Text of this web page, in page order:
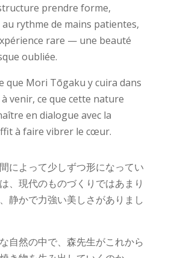
prendre forme,
rythme de mains patientes,
rare — une beauté
oubliée.
que Mori Tōgaku y cuira dans
venir, ce que cette nature
en dialogue avec la
à faire vibrer le cœur.
によって少しずつ形になってい
、現代のものづくりではあまり
静かで力強い美しさがありまし
自然の中で、森先生がこれから